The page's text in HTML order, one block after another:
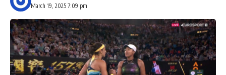
March 19, 2025 7:09 pm